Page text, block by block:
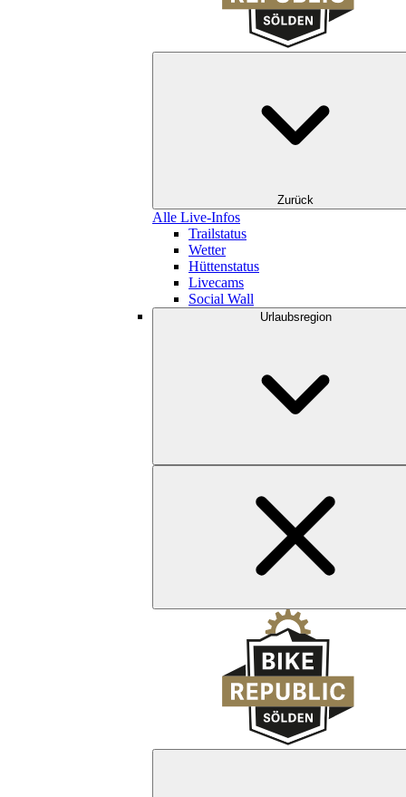
Zurück
Alle Live-Infos
Trailstatus
Wetter
Hüttenstatus
Livecams
Social Wall
Urlaubsregion